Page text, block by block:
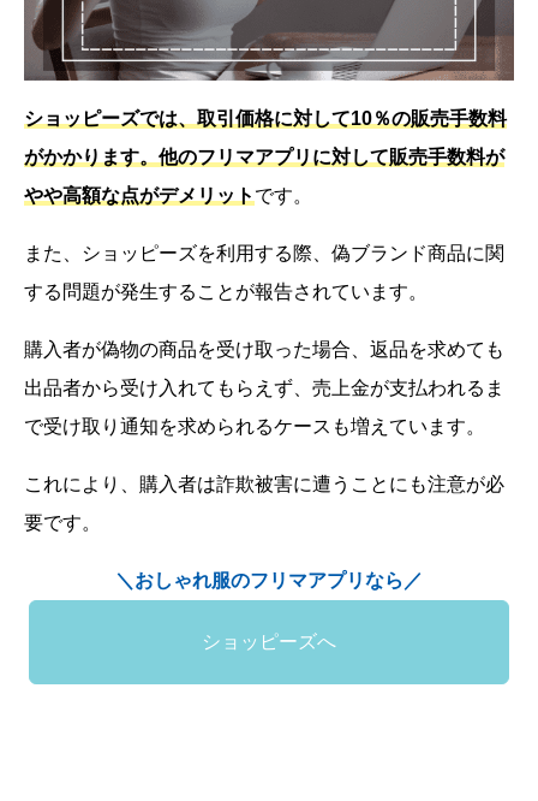
ショッピーズでは、取引価格に対して10％の販売手数料
がかかります。他のフリマアプリに対して販売手数料が
やや高額な点がデメリット です。
また、ショッピーズを利用する際、偽ブランド商品に関
する問題が発生することが報告されています。
購入者が偽物の商品を受け取った場合、返品を求めても
出品者から受け入れてもらえず、売上金が支払われるま
で受け取り通知を求められるケースも増えています。
これにより、購入者は詐欺被害に遭うことにも注意が必
要です。
＼おしゃれ服のフリマアプリなら／
ショッピーズへ